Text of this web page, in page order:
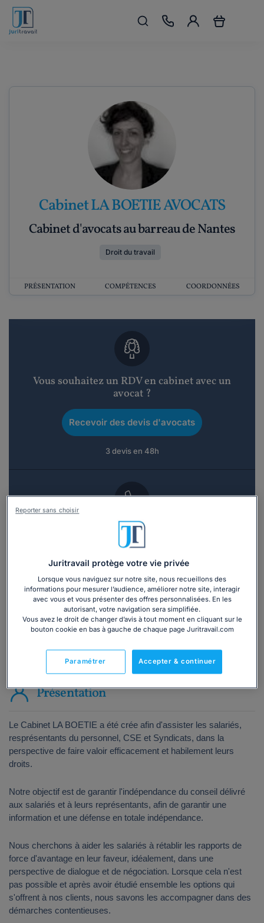
Cabinet LA BOETIE AVOCATS
Cabinet d'avocats au barreau de Nantes
Droit du travail
PRÉSENTATION COMPÉTENCES COORDONNÉES
Vous souhaitez un RDV en cabinet avec un
avocat ?
Recevoir des devis d'avocats
3 devis en 48h
Vous souhaitez une consultation par
téléphone ?
ou appelez le01 75 75 42 33(8h à 21h du lundi au
vendredi)
Vous êtes avocat ?
Présentation
Le Cabinet LA BOETIE a été crée afin d'assister les salariés,
resprésentants du personnel, CSE et Syndicats, dans la
perspective de faire valoir efficacement et habilement leurs
droits.
Notre objectif est de garantir l'indépendance du conseil délivré
aux salariés et à leurs représentants, afin de garantir une
information et une défense en totale indépendance.
Nous cherchons à aider les salariés à rétablir les rapports de
force d'avantage en leur faveur, idéalement, dans une
perspective de dialogue et de négociation. Lorsque cela n'est
pas possible et après avoir étudié ensemble les options qui
s'offrent à nos clients, nous savons les accompagner dans des
démarches contentieuses.
Juritravail protège votre vie privée
Lorsque vous naviguez sur notre site, nous recueillons des
informations pour mesurer l’audience, améliorer notre site, interagir
avec vous et vous présenter des offres personnalisées. En les
autorisant, votre navigation sera simplifiée.
Vous avez le droit de changer d’avis à tout moment en cliquant sur le
bouton cookie en bas à gauche de chaque page Juritravail.com
Accepter & continuer
Paramétrer
Reporter sans choisir